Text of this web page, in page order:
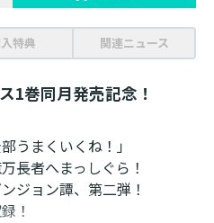
特典 関連ニュース
1巻同月発売記念！
うまくいくね！」
長者へまっしぐら！
ジョン譚、第二弾！
！